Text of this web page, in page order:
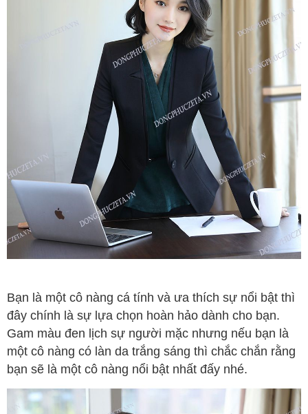
Bạn là một cô nàng cá tính và ưa thích sự nổi bật thì
đây chính là sự lựa chọn hoàn hảo dành cho bạn.
Gam màu đen lịch sự người mặc nhưng nếu bạn là
một cô nàng có làn da trắng sáng thì chắc chắn rằng
bạn sẽ là một cô nàng nổi bật nhất đấy nhé.